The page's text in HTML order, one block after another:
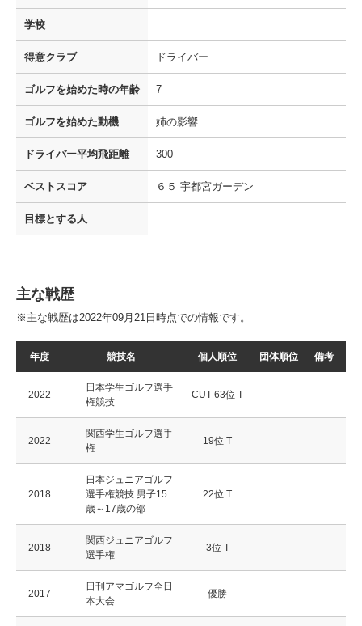
学校
得意クラブ ドライバー
ゴルフを始めた時の年齢 7
ゴルフを始めた動機 姉の影響
ドライバー平均飛距離 300
ベストスコア ６５ 宇都宮ガーデン
目標とする人
主な戦歴
※主な戦歴は2022年09月21日時点での情報です。
年度 競技名 個人順位 団体順位 備考
2022
日本学生ゴルフ選手
権競技
CUT 63位 T
2022
関西学生ゴルフ選手
権
19位 T
2018
日本ジュニアゴルフ
選手権競技 男子15
歳～17歳の部
22位 T
2018
関西ジュニアゴルフ
選手権
3位 T
2017
日刊アマゴルフ全日
本大会
優勝